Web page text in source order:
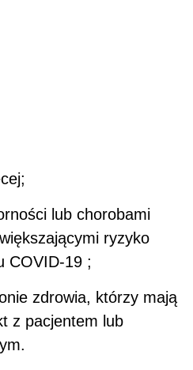
lub chorobami
ryzyko
COVID-19 ;
zdrowia, którzy mają
z pacjentem lub